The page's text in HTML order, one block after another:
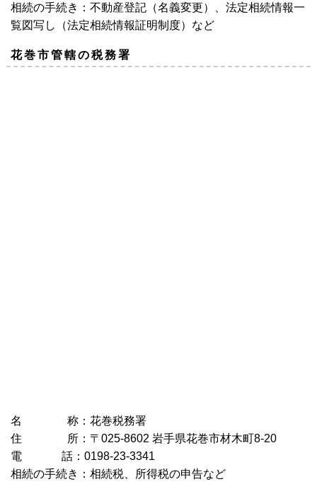
相続の手続き：不動産登記（名義変更）、法定相続情報一
覧図写し（法定相続情報証明制度）など
花巻市管轄の税務署
名 称：花巻税務署
住 所：〒025-8602 岩手県花巻市材木町8-20
電 話：0198-23-3341
相続の手続き：相続税、所得税の申告など